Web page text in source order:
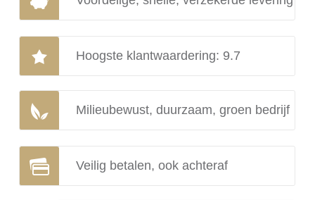
Hoogste klantwaardering: 9.7
Milieubewust, duurzaam, groen bedrijf
Veilig betalen, ook achteraf